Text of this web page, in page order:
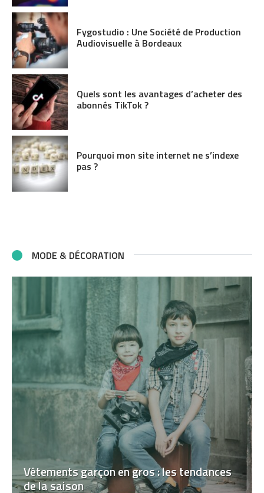
Fygostudio : Une Société de Production
Audiovisuelle à Bordeaux
Quels sont les avantages d’acheter des
abonnés TikTok ?
Pourquoi mon site internet ne s’indexe
pas ?
MODE & DÉCORATION
Vêtements garçon en gros : les tendances
de la saison